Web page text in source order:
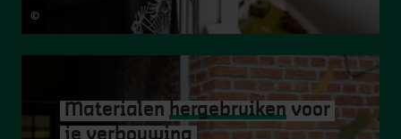
© Matthias De Boeck
Materialen hergebruiken voor
je verbouwing